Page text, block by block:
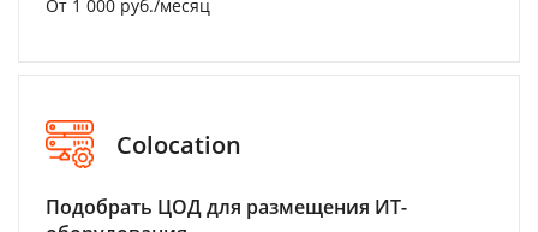
От 1 000 руб./месяц
Colocation
Подобрать ЦОД для размещения ИТ-